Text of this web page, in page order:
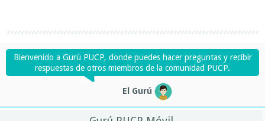
Bienvenido a Gurú PUCP, donde puedes hacer preguntas y recibir
respuestas de otros miembros de la comunidad PUCP.
El Gurú